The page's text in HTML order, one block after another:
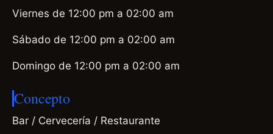
Viernes de 12:00 pm a 02:00 am
Sábado de 12:00 pm a 02:00 am
Domingo de 12:00 pm a 02:00 am
Concepto
Bar / Cervecería / Restaurante